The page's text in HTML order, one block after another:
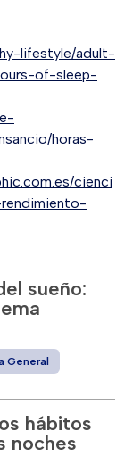
lifestyle/adult-
of-sleep-
horas-
cienci
sueño:
General
hábitos
noches